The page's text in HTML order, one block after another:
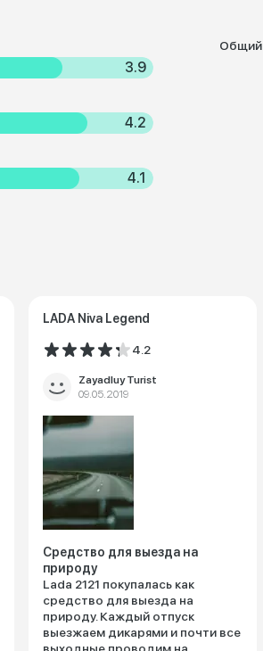
3.9
4.2
4.1
Общий
LADA Niva Legend
4.2
Zayadluy Turist
09.05.2019
Средство для выезда на
природу
Lada 2121 покупалась как
средство для выезда на
природу. Каждый отпуск
выезжаем дикарями и почти все